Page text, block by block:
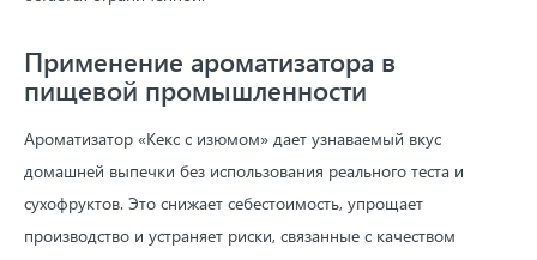
Применение ароматизатора в
пищевой промышленности
Ароматизатор «Кекс с изюмом» дает узнаваемый вкус
домашней выпечки без использования реального теста и
сухофруктов. Это снижает себестоимость, упрощает
производство и устраняет риски, связанные с качеством